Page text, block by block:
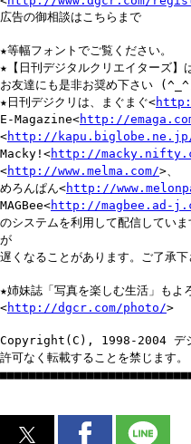
広告の御相談はこちらまで
★等幅フォントでご覧ください。
★【日刊デジタルクリエイターズ】
お友達にも是非お奨め下さい
★日刊デジクリは、まぐまぐ<
E-Magazine<http://
<http://
Macky!<http://
<http://www.melma.com/>、
めろんぱん<http://
MAGBee<http://magbee.ad-
のシステムを利用して配信してい
が
遅くなることがあります。ご了承下
★姉妹誌「写真を楽しむ生活」もよ
<http://dgcr.com/photo/>
Copyright(C), 1998-2004 デジ
許可なく転載することを禁じます。